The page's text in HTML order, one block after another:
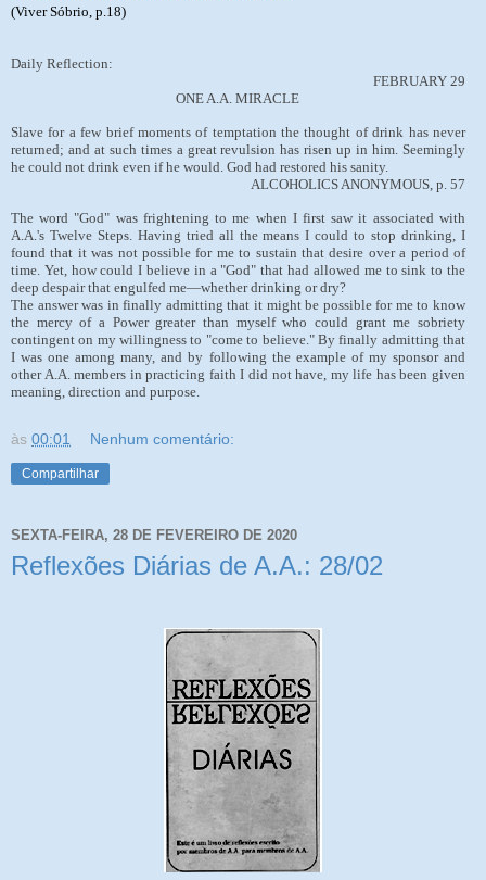
(Viver Sóbrio, p.18)
Daily Reflection:
FEBRUARY 29
ONE A.A. MIRACLE
Slave for a few brief moments of temptation the thought of drink has never
returned; and at such times a great revulsion has risen up in him. Seemingly
he could not drink even if he would. God had restored his sanity.
ALCOHOLICS ANONYMOUS, p. 57
The word "God" was frightening to me when I first saw it associated with
A.A.'s Twelve Steps. Having tried all the means I could to stop drinking, I
found that it was not possible for me to sustain that desire over a period of
time. Yet, how could I believe in a "God" that had allowed me to sink to the
deep despair that engulfed me—whether drinking or dry?
The answer was in finally admitting that it might be possible for me to know
the mercy of a Power greater than myself who could grant me sobriety
contingent on my willingness to "come to believe." By finally admitting that
I was one among many, and by following the example of my sponsor and
other A.A. members in practicing faith I did not have, my life has been given
meaning, direction and purpose.
às 00:01 Nenhum comentário:
Compartilhar
SEXTA-FEIRA, 28 DE FEVEREIRO DE 2020
Reflexões Diárias de A.A.: 28/02